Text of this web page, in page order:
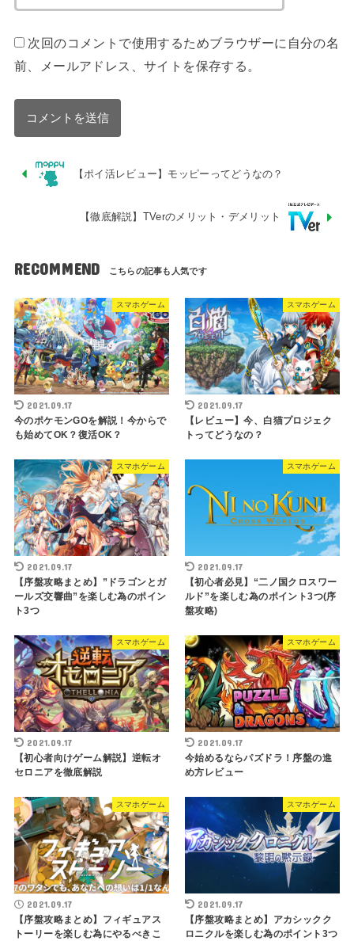
次回のコメントで使用するためブラウザーに自分の名
前、メールアドレス、サイトを保存する。
【ポイ活レビュー】モッピーってどうなの？
【徹底解説】TVerのメリット・デメリット
RECOMMEND
スマホゲーム
2021.09.17
今のポケモンGOを解説！今からで
も始めてOK？復活OK？
スマホゲーム
2021.09.17
【レビュー】今、白猫プロジェク
トってどうなの？
スマホゲーム
2021.09.17
【序盤攻略まとめ】”ドラゴンとガ
ールズ交響曲”を楽しむ為のポイン
ト3つ
スマホゲーム
2021.09.17
【初心者必見】“二ノ国クロスワー
ルド”を楽しむ為のポイント3つ(序
盤攻略)
スマホゲーム
2021.09.17
【初心者向けゲーム解説】逆転オ
セロニアを徹底解説
スマホゲーム
2021.09.17
今始めるならパズドラ！序盤の進
め方レビュー
スマホゲーム
2021.09.17
【序盤攻略まとめ】フィギュアス
トーリーを楽しむ為にやるべきこ
スマホゲーム
2021.09.17
【序盤攻略まとめ】アカシックク
ロニクルを楽しむ為のポイント3つ